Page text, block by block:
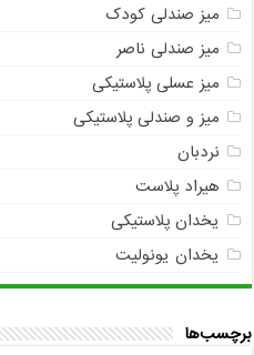
میز صندلی کودک
میز صندلی ناصر
میز عسلی پلاستیکی
میز و صندلی پلاستیکی
نردبان
هیراد پلاست
یخدان پلاستیکی
یخدان یونولیت
برچسب‌ها